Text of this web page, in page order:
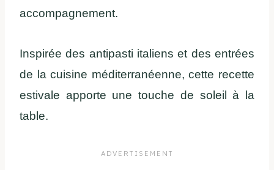
accompagnement.
Inspirée des antipasti italiens et des entrées
de la cuisine méditerranéenne, cette recette
estivale apporte une touche de soleil à la
table.